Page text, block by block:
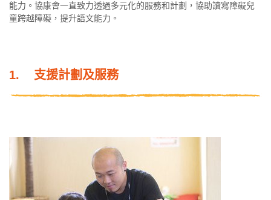
能力。協康會一直致力透過多元化的服務和計劃，協助讀寫障礙兒
童跨越障礙，提升語文能力。
1. 支援計劃及服務